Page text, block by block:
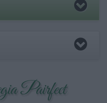
Pairfect